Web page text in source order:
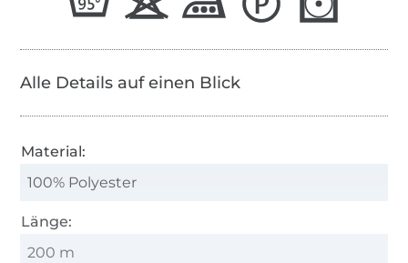
Alle Details auf einen Blick
Material:
100% Polyester
Länge:
200 m